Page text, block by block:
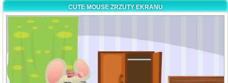
CUTE MOUSE ZRZUTY EKRANU